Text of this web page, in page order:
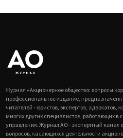
Журнал «Акционерное общество: вопросы
профессиональное издание,
читателей - юристов, экспертов, адвокатов,
многих других специалистов, работающих в
управления. Журнал АО - экспертный
вопросов, касающихся деятельности